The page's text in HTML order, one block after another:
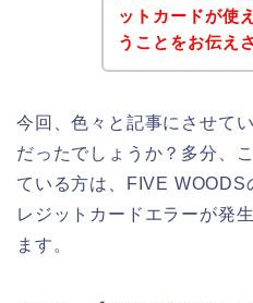
ットカードが使
うことをお伝え
今回、色々と記事にさせて
だったでしょうか？多分、
ている方は、FIVE WOODS
レジットカードエラーが発
ます。